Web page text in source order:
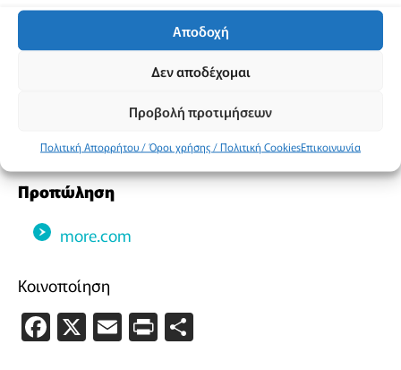
Αποδοχή
Δεν αποδέχομαι
Προβολή προτιμήσεων
Πολιτική Απορρήτου / Όροι χρήσης / Πολιτική CookiesΕπικοινωνία
​Προσθετικά στις υποτροφίες που θα δοθούν από το B.C.C.
Festival, θα δοθούν υποτροφίες σε συνεργασία με τους
κριτές.
βαθμολογία κατ επιλογή αποκλειστικά και μόνο των
κριτών.
Προπώληση
more.com
Κοινοποίηση
Facebook
X EmailPrintFriendly